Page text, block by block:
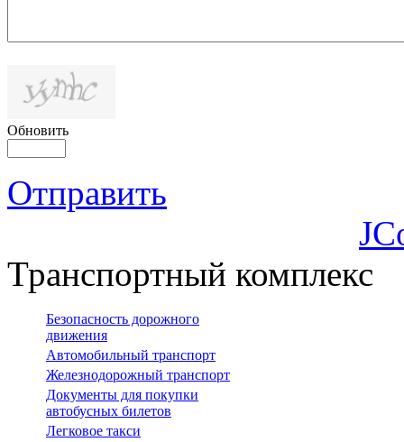
Обновить
Отправить
Транспортный комплекс
Безопасность дорожного
движения
Автомобильный транспорт
Железнодорожный транспорт
Документы для покупки
автобусных билетов
Легковое такси